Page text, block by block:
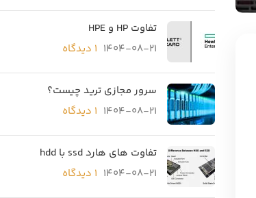
تفاوت HP و HPE
1404-08-21 ۱ دیدگاه
سرور مجازی ترید چیست؟
1404-08-21 ۱ دیدگاه
تفاوت های هارد ssd با hdd
1404-08-21 ۱ دیدگاه